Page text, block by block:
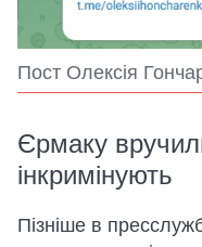
Пост Олексія
Єрмаку
інкримінують
Пізніше в